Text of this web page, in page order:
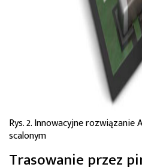
Rys. 2. Innowacyjne
scalonym
Trasowanie przez